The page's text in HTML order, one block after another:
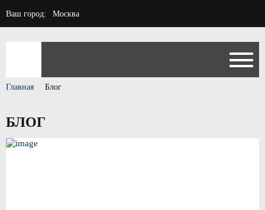
Ваш город: Москва
Главная Блог
БЛОГ